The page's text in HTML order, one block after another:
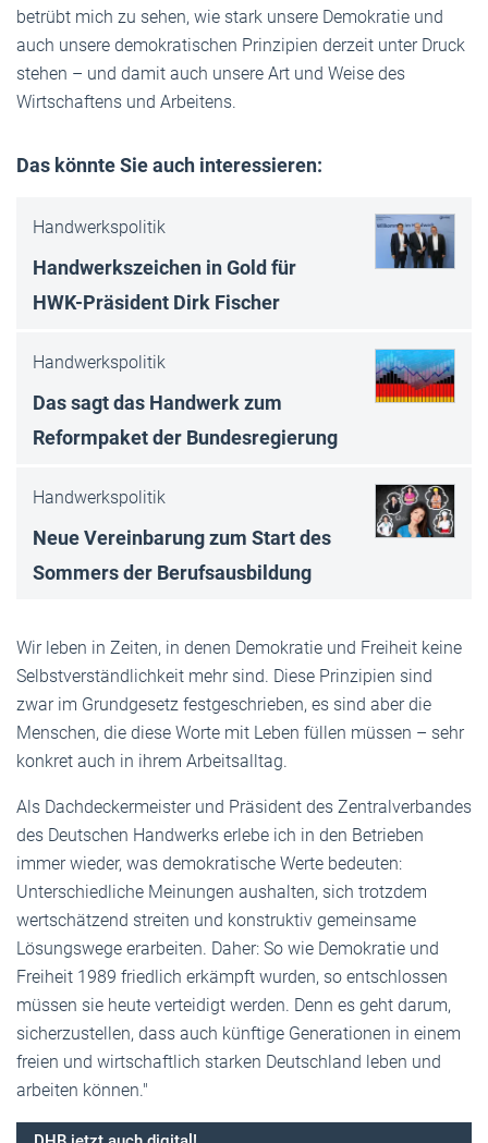
betrübt mich zu sehen, wie stark unsere Demokratie und
auch unsere demokratischen Prinzipien derzeit unter Druck
stehen – und damit auch unsere Art und Weise des
Wirtschaftens und Arbeitens.
Das könnte Sie auch interessieren:
Handwerkspolitik
Handwerkszeichen in Gold für
HWK-Präsident Dirk Fischer
Handwerkspolitik
Das sagt das Handwerk zum
Reformpaket der Bundesregierung
Handwerkspolitik
Neue Vereinbarung zum Start des
Sommers der Berufsausbildung
Wir leben in Zeiten, in denen Demokratie und Freiheit keine
Selbstverständlichkeit mehr sind. Diese Prinzipien sind
zwar im Grundgesetz festgeschrieben, es sind aber die
Menschen, die diese Worte mit Leben füllen müssen – sehr
konkret auch in ihrem Arbeitsalltag.
Als Dachdeckermeister und Präsident des Zentralverbandes
des Deutschen Handwerks erlebe ich in den Betrieben
immer wieder, was demokratische Werte bedeuten:
Unterschiedliche Meinungen aushalten, sich trotzdem
wertschätzend streiten und konstruktiv gemeinsame
Lösungswege erarbeiten. Daher: So wie Demokratie und
Freiheit 1989 friedlich erkämpft wurden, so entschlossen
müssen sie heute verteidigt werden. Denn es geht darum,
sicherzustellen, dass auch künftige Generationen in einem
freien und wirtschaftlich starken Deutschland leben und
arbeiten können."